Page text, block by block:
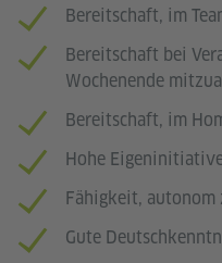
Bereitschaft, im
Bereitschaft bei
Wochenende
Bereitschaft, im
Hohe
Fähigkeit, autonom
Gute